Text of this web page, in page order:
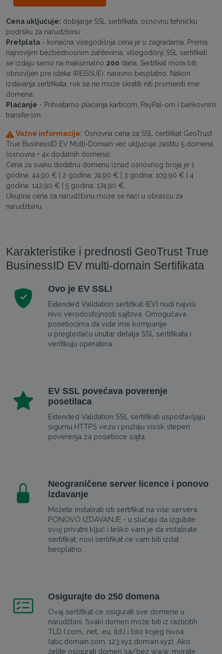
Cena uključuje: dobijanje SSL sertifikata, osnovnu tehničku
podršku za narudžbinu
Pretplata - konačna višegodišnja cena je u zagradama. Prema
najnovijim bezbednosnim zahtevima, višegodišnji SSL sertifikati
se izdaju samo na maksimalno 200 dana. Sertifikat mora biti
obnovljen pre isteka (REISSUE), naravno besplatno. Nakon
izdavanja sertifikata, rok se ne može skratiti niti promeniti ime
domena.
Plaćanje - Prihvatamo plaćanja karticom, PayPal-om i bankovnim
transferom.
Važne informacije: Osnovna cena za SSL certifikat GeoTrust
True BusinessID EV Multi-Domain već uključuje zaštitu 5 domena
(osnovna + 4x dodatnih domena).
Cena za svaku dodatnu domenu iznad osnovnog broja je 1
godina: 44,90 € | 2 godina: 74,90 € | 3 godina: 109,90 € | 4
godina: 142,90 € | 5 godina: 174,90 €.
Ukupna cena za narudžbinu može se naći u obrascu za
narudžbinu.
Karakteristike i prednosti GeoTrust True
BusinessID EV multi-domain Sertifikata
Ovo je EV SSL!
Extended Validation sertifikat (EV) nudi najviši
nivo verodostojnosti sajtova. Omogućava
posetiocima da vide ime kompanije
u pregledaču unutar detalja SSL sertifikata i
verifikuju operatera.
EV SSL povećava poverenje
posetilaca
Extended Validation SSL sertifikati uspostavljaju
sigurnu HTTPS vezu i pružaju visok stepen
poverenja za posetioce sajta.
Neograničene server licence i ponovo
izdavanje
Možete instalirati isti sertifikat na više servera.
PONOVO IZDAVANJE - u slučaju da izgubite
svoj privatni ključ i teško vam je da instalirate
sertifikat, novi sertifikat će vam biti izdat
besplatno.
Osigurajte do 250 domena
Ovaj sertifikat će osigurati sve domene u
narudžbini. Svaki domen može biti iz različitih
TLD (.com, .net, .eu, itd.) i bilo kojeg nivoa
(abc.domain.com, 123.xyz.domain.xyz). Ako
želite osigurati domen sa/bez www, morate